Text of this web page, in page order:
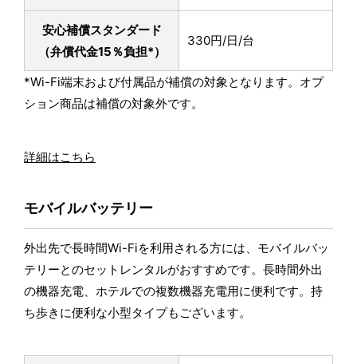
安心補償スタンダード
（弁償代金15％負担*）
330円/日/台
*Wi-Fi端末および付属品が補償の対象となります。オプ
ション商品は補償の対象外です。
詳細はこちら
モバイルバッテリー
外出先で長時間Wi-Fiを利用される方には、モバイルバッ
テリーとのセットレンタルがおすすめです。長時間外出
の機器充電、ホテルでの複数機器充電用に便利です。持
ち歩きに便利な小型タイプもございます。